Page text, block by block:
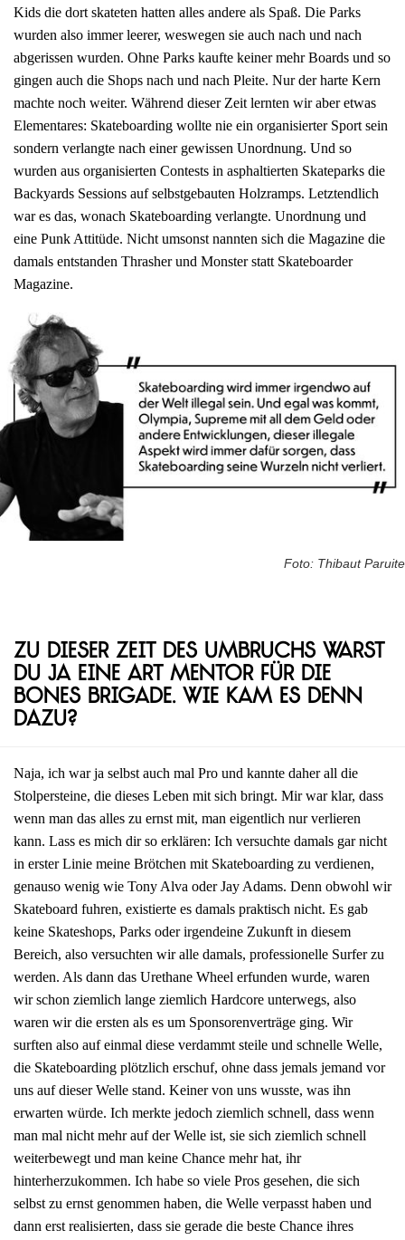
Kids die dort skateten hatten alles andere als Spaß. Die Parks
wurden also immer leerer, weswegen sie auch nach und nach
abgerissen wurden. Ohne Parks kaufte keiner mehr Boards und so
gingen auch die Shops nach und nach Pleite. Nur der harte Kern
machte noch weiter. Während dieser Zeit lernten wir aber etwas
Elementares: Skateboarding wollte nie ein organisierter Sport sein
sondern verlangte nach einer gewissen Unordnung. Und so
wurden aus organisierten Contests in asphaltierten Skateparks die
Backyards Sessions auf selbstgebauten Holzramps. Letztendlich
war es das, wonach Skateboarding verlangte. Unordnung und
eine Punk Attitüde. Nicht umsonst nannten sich die Magazine die
damals entstanden Thrasher und Monster statt Skateboarder
Magazine.
Foto: Thibaut Paruite
Zu dieser Zeit des Umbruchs warst
du ja eine Art Mentor für die
Bones Brigade. Wie kam es denn
dazu?
Naja, ich war ja selbst auch mal Pro und kannte daher all die
Stolpersteine, die dieses Leben mit sich bringt. Mir war klar, dass
wenn man das alles zu ernst mit, man eigentlich nur verlieren
kann. Lass es mich dir so erklären: Ich versuchte damals gar nicht
in erster Linie meine Brötchen mit Skateboarding zu verdienen,
genauso wenig wie Tony Alva oder Jay Adams. Denn obwohl wir
Skateboard fuhren, existierte es damals praktisch nicht. Es gab
keine Skateshops, Parks oder irgendeine Zukunft in diesem
Bereich, also versuchten wir alle damals, professionelle Surfer zu
werden. Als dann das Urethane Wheel erfunden wurde, waren
wir schon ziemlich lange ziemlich Hardcore unterwegs, also
waren wir die ersten als es um Sponsorenverträge ging. Wir
surften also auf einmal diese verdammt steile und schnelle Welle,
die Skateboarding plötzlich erschuf, ohne dass jemals jemand vor
uns auf dieser Welle stand. Keiner von uns wusste, was ihn
erwarten würde. Ich merkte jedoch ziemlich schnell, dass wenn
man mal nicht mehr auf der Welle ist, sie sich ziemlich schnell
weiterbewegt und man keine Chance mehr hat, ihr
hinterherzukommen. Ich habe so viele Pros gesehen, die sich
selbst zu ernst genommen haben, die Welle verpasst haben und
dann erst realisierten, dass sie gerade die beste Chance ihres